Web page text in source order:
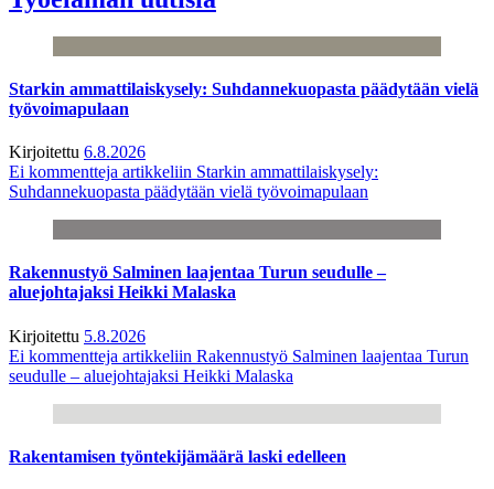
Starkin ammattilaiskysely: Suhdannekuopasta päädytään vielä
työvoimapulaan
Kirjoitettu 6.8.2026
Ei kommentteja artikkeliin Starkin ammattilaiskysely:
Suhdannekuopasta päädytään vielä työvoimapulaan
Rakennustyö Salminen laajentaa Turun seudulle –
aluejohtajaksi Heikki Malaska
Kirjoitettu 5.8.2026
Ei kommentteja artikkeliin Rakennustyö Salminen laajentaa Turun
seudulle – aluejohtajaksi Heikki Malaska
Rakentamisen työntekijämäärä laski edelleen